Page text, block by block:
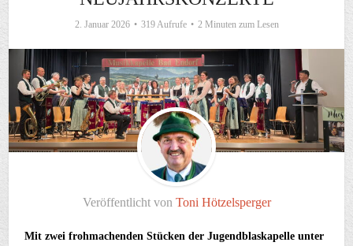
2. Januar 2026 319 Aufrufe 2 Minuten zum Lesen
Veröffentlicht von Toni Hötzelsperger
Mit zwei frohmachenden Stücken der Jugendblaskapelle unter